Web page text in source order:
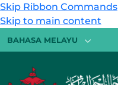
Skip Ribbon Commands
Skip to main content
BAHASA MELAYU